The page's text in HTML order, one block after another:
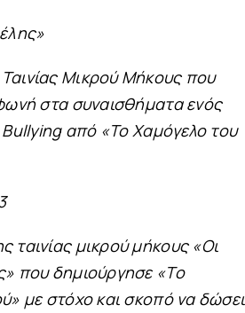
Μικρού Μήκους που
στα συναισθήματα ενός
Bullying από «Το Χαμόγελο του
μικρού μήκους «Οι
που δημιούργησε «Το
με στόχο και σκοπό να δώσει